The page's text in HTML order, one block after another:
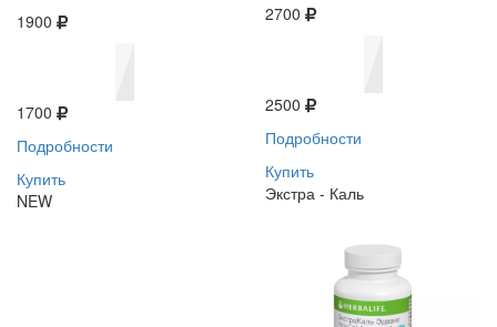
1900
1700
Подробности
Купить
NEW
2700
2500
Подробности
Купить
Экстра - Каль